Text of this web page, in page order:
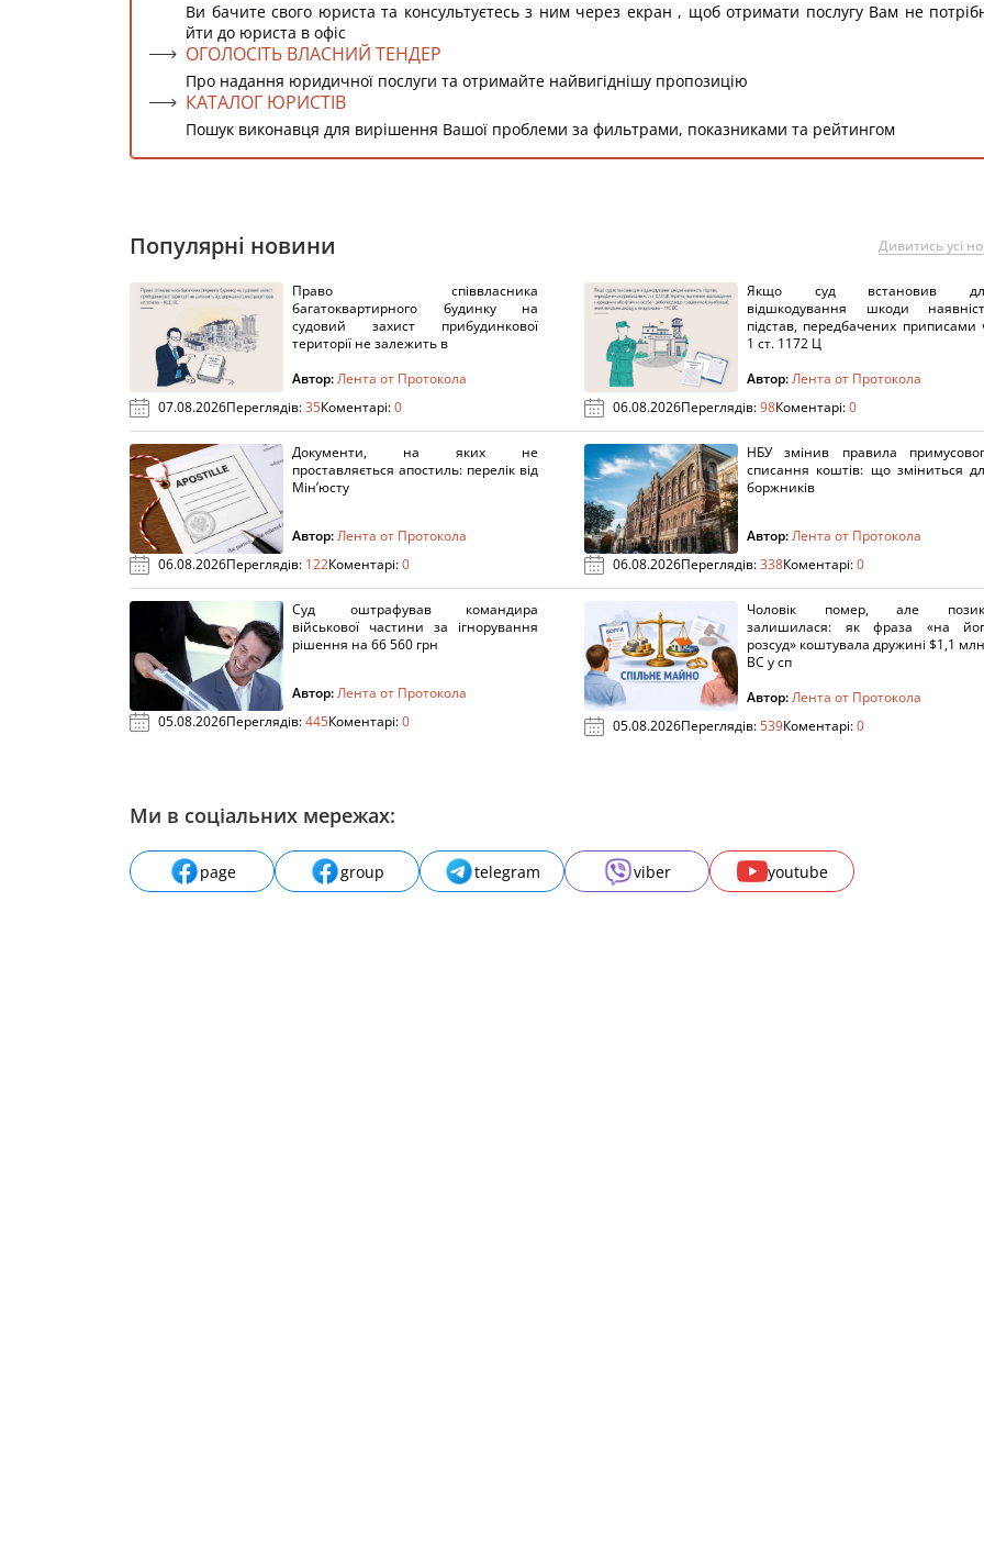
Ви бачите свого юриста та консультуєтесь з ним через екран , щоб отримати послугу Вам не
йти до юриста в офіс
ОГОЛОСІТЬ ВЛАСНИЙ ТЕНДЕР
Про надання юридичної послуги та отримайте найвигіднішу пропозицію
КАТАЛОГ ЮРИСТІВ
Пошук виконавця для вирішення Вашої проблеми за фильтрами, показниками та рейтингом
Популярні новини Дивитись усі
Право співвласника
багатоквартирного будинку на
судовий захист прибудинкової
території не залежить в
Автор:Лента от Протокола
07.08.2026Переглядів:35Коментарі:0
Якщо суд встановив
відшкодування шкоди
підстав, передбачених приписами
1 ст. 1172 Ц
Автор:Лента от Протокола
06.08.2026Переглядів:98Коментарі:0
Документи, на яких не
проставляється апостиль: перелік від
Мін’юсту
Автор:Лента от Протокола
06.08.2026Переглядів: 122Коментарі:0
НБУ змінив правила
списання коштів: що зміниться
боржників
Автор:Лента от Протокола
06.08.2026Переглядів:338Коментарі:0
Суд оштрафував командира
військової частини за ігнорування
рішення на 66 560 грн
Автор:Лента от Протокола
05.08.2026Переглядів:445Коментарі:0
Чоловік помер, але
залишилася: як фраза «на
розсуд» коштувала дружині $1,1
ВС у сп
Автор:Лента от Протокола
05.08.2026Переглядів:539Коментарі:0
Ми в соціальних мережах:
page group telegram viber youtube